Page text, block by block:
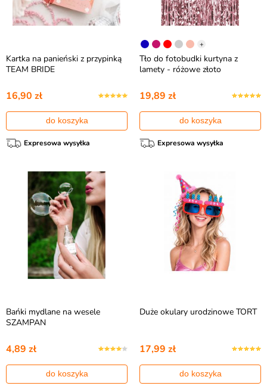
Kartka na panieński z przypinką
TEAM BRIDE
16,90 zł
do koszyka
Expresowa wysyłka
+
Tło do fotobudki kurtyna z
lamety - różowe złoto
19,89 zł
do koszyka
Expresowa wysyłka
Bańki mydlane na wesele
SZAMPAN
4,89 zł
do koszyka
Duże okulary urodzinowe TORT
17,99 zł
do koszyka